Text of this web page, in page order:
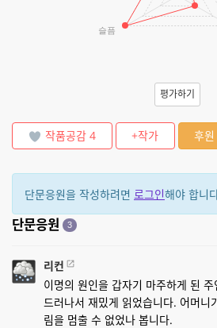
슬픔
평가하기
작품공감 4 +작가 후원
단문응원을 작성하려면 로그인해야 합니
단문응원 3
리컨
이명의 원인을 갑자기 마주하게 된
드러나서 재밌게 읽었습니다. 어머니
림을 멈출 수 없었나 봅니다.